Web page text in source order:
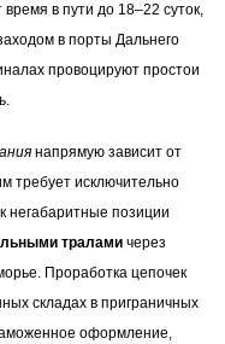
в пути до 18–22 суток,
в порты Дальнего
провоцируют простои
напрямую зависит от
требует исключительно
негабаритные позиции
тралами через
Проработка цепочек
складах в приграничных
оформление,